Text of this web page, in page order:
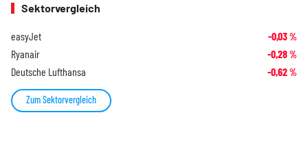
Sektorvergleich
easyJet -0,03%
Ryanair -0,28%
Deutsche Lufthansa -0,62%
Zum Sektorvergleich